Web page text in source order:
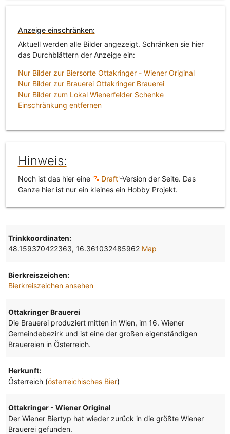
Anzeige einschränken:
Aktuell werden alle Bilder angezeigt. Schränken sie hier
das Durchblättern der Anzeige ein:
Nur Bilder zur Biersorte Ottakringer - Wiener Original
Nur Bilder zur Brauerei Ottakringer Brauerei
Nur Bilder zum Lokal Wienerfelder Schenke
Einschränkung entfernen
Hinweis:
Noch ist das hier eine ' Draft'-Version der Seite. Das
Ganze hier ist nur ein kleines ein Hobby Projekt.
Trinkkoordinaten:
48.159370422363, 16.361032485962 Map
Bierkreiszeichen:
Bierkreiszeichen ansehen
Ottakringer Brauerei
Die Brauerei produziert mitten in Wien, im 16. Wiener
Gemeindebezirk und ist eine der großen eigenständigen
Brauereien in Österreich.
Herkunft:
Österreich (österreichisches Bier)
Ottakringer - Wiener Original
Der Wiener Biertyp hat wieder zurück in die größte Wiener
Brauerei gefunden.